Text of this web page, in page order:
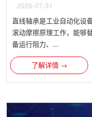
2026-07-31
直线轴承是工业自动化设
滚动摩擦原理工作，能够
备运行阻力、...
了解详情 →